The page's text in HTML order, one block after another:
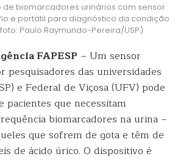
de biomarcadores urinários com sensor
e portátil para diagnóstico da condição
Paulo Raymundo-Pereira/USP)
FAPESP – Um sensor
pesquisadores das universidades
e Federal de Viçosa (UFV) pode
pacientes que necessitam
biomarcadores na urina –
que sofrem de gota e têm de
de ácido úrico. O dispositivo é